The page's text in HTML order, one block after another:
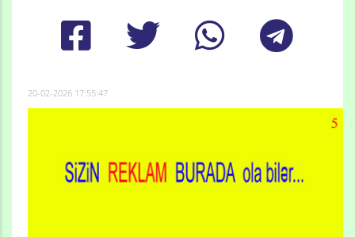
20-02-2026 17:55:47